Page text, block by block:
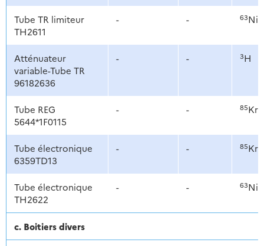
Tube TR limiteur
TH2611
- - 63Ni
Atténuateur
variable-Tube TR
96182636
- - 3H
Tube REG
5644*1F0115
- - 85Kr
Tube électronique
6359TD13
- - 85Kr
Tube électronique
TH2622
- - 63Ni
c. Boitiers divers